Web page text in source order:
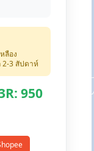
ลือง
2-3 สัปดาห์
950